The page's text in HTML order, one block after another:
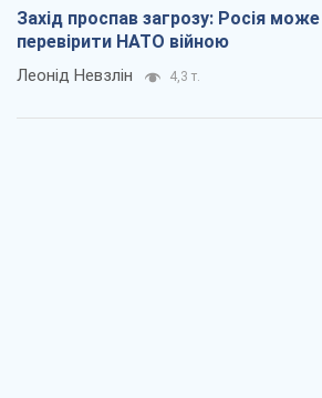
Захід проспав загрозу: Росія може
перевірити НАТО війною
Леонід Невзлін 4,3 т.